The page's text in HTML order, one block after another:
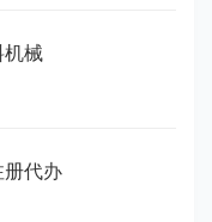
机械
册代办